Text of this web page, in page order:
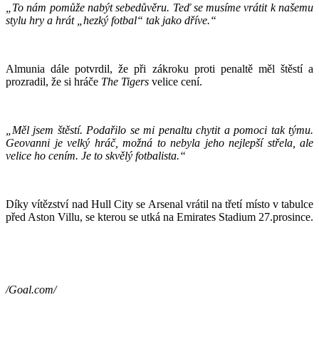
„To nám pomůže nabýt sebedůvěru. Teď se musíme vrátit k našemu
stylu hry a hrát „hezký fotbal“ tak jako dříve.“
Almunia dále potvrdil, že při zákroku proti penaltě měl štěstí a
prozradil, že si hráče The Tigers velice cení.
„Měl jsem štěstí. Podařilo se mi penaltu chytit a pomoci tak týmu.
Geovanni je velký hráč, možná to nebyla jeho nejlepší střela, ale
velice ho cením. Je to skvělý fotbalista.“
Díky vítězství nad Hull City se Arsenal vrátil na třetí místo v tabulce
před Aston Villu, se kterou se utká na Emirates Stadium 27.prosince.
/Goal.com/